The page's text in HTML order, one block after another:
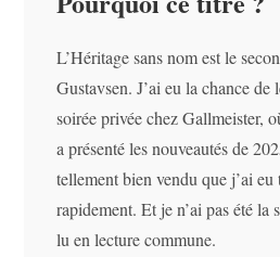
L’Héritage sans nom est le
Gustavsen. J’ai eu la chance de
soirée privée chez Gallmeister,
a présenté les nouveautés de
tellement bien vendu que j’ai
rapidement. Et je n’ai pas été la
lu en lecture commune.